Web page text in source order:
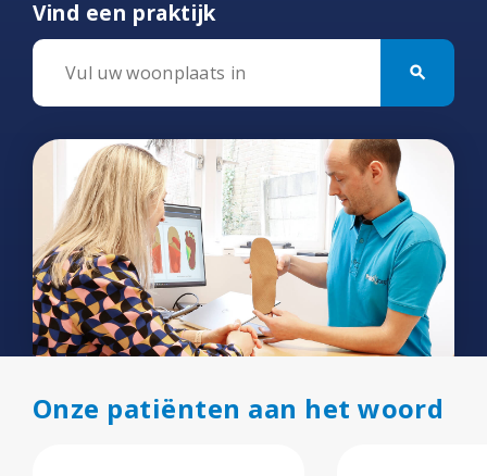
Vind een praktijk
search
Onze patiënten aan het woord